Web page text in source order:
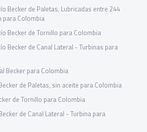
Becker de Paletas, Lubricadas entre 244
para Colombia
Becker de Tornillo para Colombia
Becker de Canal Lateral - Turbinas para
Becker para Colombia
de Paletas, sin aceite para Colombia
de Tornillo para Colombia
de Canal Lateral - Turbina para